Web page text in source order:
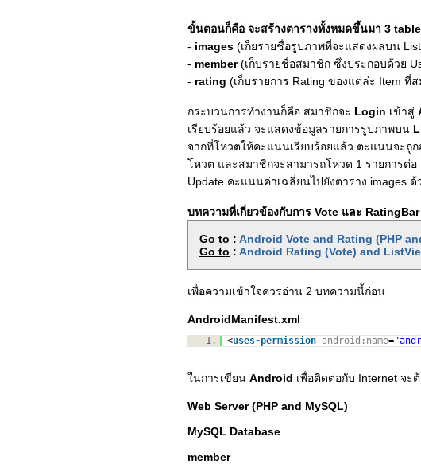
ขั้นตอนก็คือ จะสร้างตารางทั้งหมดขึ้นมา 3
- images (เก็ยรายชื่อรูปภาพที่จะแสดงผลบน
- member(เก็บรายชื่อสมาชิก ซึ่งประกอบด้วย
- rating (เก็บรายการ Rating ของแต่ล่ะ Item ที่
กระบวนการทำงานก็คือ สมาชิกจะ Login เข้าสู่
เรียบร้อยแล้ว จะแสดงข้อมูลรายการรูปภาพบน
จากที่โหวตให้คะแนนเรียบร้อยแล้ว ตะแนนจะถู
โหวต และสมาชิกจะสามารถโหวด 1 รายการต่
Update คะแนนค่าเฉลี่ยนไปยังตาราง images
บทความที่เกี่ยวข้องกับการ Vote และ
Go to : Android Vote and Rating (PHP
Go to : Android Rating (Vote) and
เพื่อความเข้าใจควรอ่าน 2 บทความนี้ก่อน
AndroidManifest.xml
1. <uses-permission android:name=
ในการเขียน Android เพื่อติดต่อกับ Internet จะ
Web Server (PHP and MySQL)
MySQL Database
member